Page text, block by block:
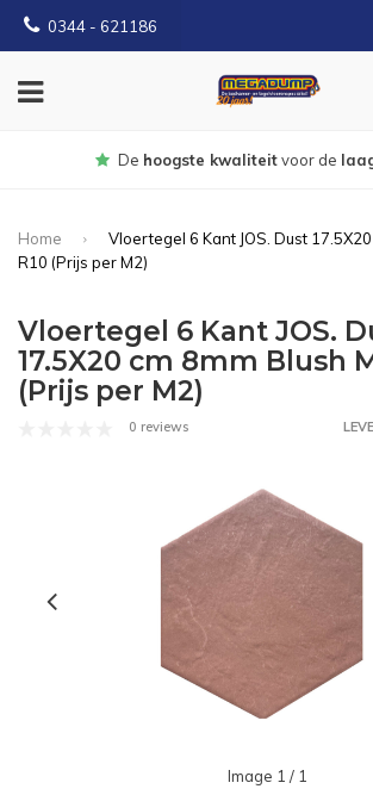
0344 - 621186
Gratisbezorgd vanaf €
Home
Vloertegel 6 Kant JOS. Dust
R10 (Prijs per M2)
Vloertegel 6 Kant JOS.
17.5X20 cm 8mm Blush
(Prijs per M2)
0 reviews
Image 1 / 1